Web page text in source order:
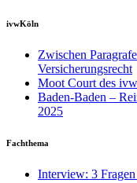
ivwKöln
Zwischen
Versicherungsrecht
Moot Court des
Baden-Baden –
2025
Fachthema
Interview: 3